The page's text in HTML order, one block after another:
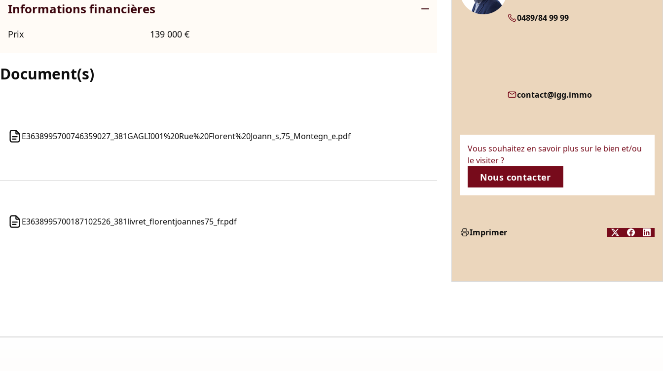
Informations financières
Prix 139 000 €
Document(s)
E3638995700746359027_381GAGLI001%20Rue%20Florent%20Joann_s,75_Montegn_e.pdf
E3638995700187102526_381livret_florentjoannes75_fr.pdf
0489/84 99 99
contact@igg.immo
Vous souhaitez en savoir plus sur le bien et/ou
le visiter ?
Nous contacter
Imprimer